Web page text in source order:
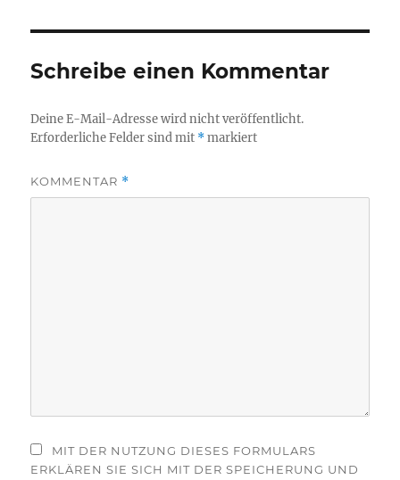
Schreibe einen Kommentar
Deine E-Mail-Adresse wird nicht veröffentlicht.
Erforderliche Felder sind mit *markiert
KOMMENTAR *
MIT DER NUTZUNG DIESES FORMULARS
ERKLÄREN SIE SICH MIT DER SPEICHERUNG UND